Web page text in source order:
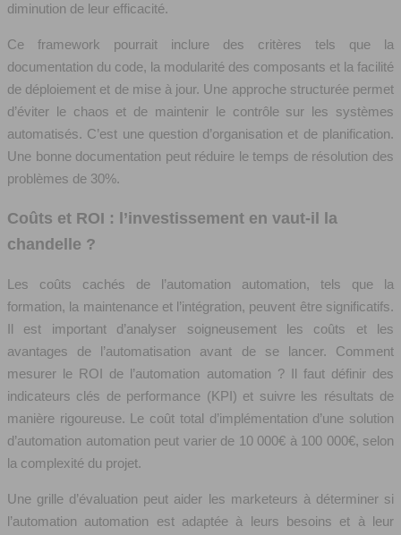
diminution de leur efficacité.
Ce framework pourrait inclure des critères tels que la
documentation du code, la modularité des composants et la facilité
de déploiement et de mise à jour. Une approche structurée permet
d’éviter le chaos et de maintenir le contrôle sur les systèmes
automatisés. C’est une question d’organisation et de planification.
Une bonne documentation peut réduire le temps de résolution des
problèmes de 30%.
Coûts et ROI : l’investissement en vaut-il la
chandelle ?
Les coûts cachés de l’automation automation, tels que la
formation, la maintenance et l’intégration, peuvent être significatifs.
Il est important d’analyser soigneusement les coûts et les
avantages de l’automatisation avant de se lancer. Comment
mesurer le ROI de l’automation automation ? Il faut définir des
indicateurs clés de performance (KPI) et suivre les résultats de
manière rigoureuse. Le coût total d’implémentation d’une solution
d’automation automation peut varier de 10 000€ à 100 000€, selon
la complexité du projet.
Une grille d’évaluation peut aider les marketeurs à déterminer si
l’automation automation est adaptée à leurs besoins et à leur